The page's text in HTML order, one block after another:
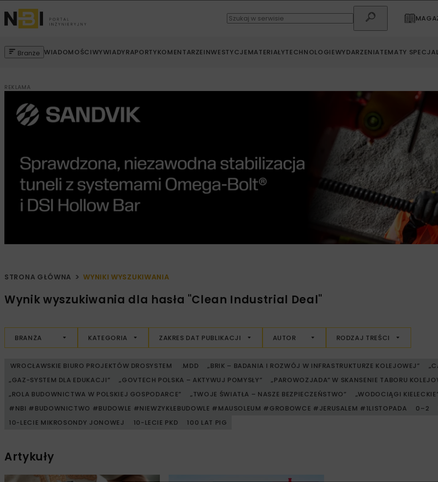
Branże WIADOMOŚCIWYWIADYRAPORTYKOMENTARZEINWESTYCJEMATERIAŁYTECHNOLOGIEWYDARZENIATEMATY
REKLAMA
STRONA GŁÓWNA WYNIKI WYSZUKIWANIA
Wynik wyszukiwania dla hasła "Clean Industrial Deal"
BRANŻA KATEGORIA ZAKRES DAT PUBLIKACJI AUTOR RODZAJ TREŚCI
WROCŁAWSKIE BIURO PROJEKTÓW DROSYSTEM .MDD „BRIK – BADANIA I ROZWÓJ W INFRASTRUKTURZE KOLEJOWEJ”
„GAZ-SYSTEM DLA EDUKACJI”
„GOVTECH POLSKA – AKTYWUJ POMYSŁY”
„PAROWOZJADA” W SKANSENIE TABORU
„ROLA BUDOWNICTWA W POLSKIEJ GOSPODARCE”
„TWOJE ŚWIATŁA – NASZE BEZPIECZEŃSTWO”
„WODOCIĄGI
#NBI #BUDOWNICTWO #BUDOWLE #NIEWZYKŁEBUDOWLE #MAUSOLEUM #GROBOWCE #JERUSALEM #1LISTOPADA
0–2
10-LECIE MIKROSONDY JONOWEJ
10-LECIE PKD 100 LAT PIG
Artykuły